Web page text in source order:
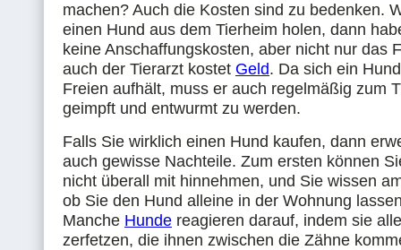
machen? Auch die Kosten sind zu bedenken.
einen Hund aus dem Tierheim holen, dann
keine Anschaffungskosten, aber nicht nur das
auch der Tierarzt kostet Geld. Da sich ein
Freien aufhält, muss er auch regelmäßig zum
geimpft und entwurmt zu werden.
Falls Sie wirklich einen Hund kaufen, dann
auch gewisse Nachteile. Zum ersten können
nicht überall mit hinnehmen, und Sie wissen
ob Sie den Hund alleine in der Wohnung
Manche Hunde reagieren darauf, indem sie
zerfetzen, die ihnen zwischen die Zähne